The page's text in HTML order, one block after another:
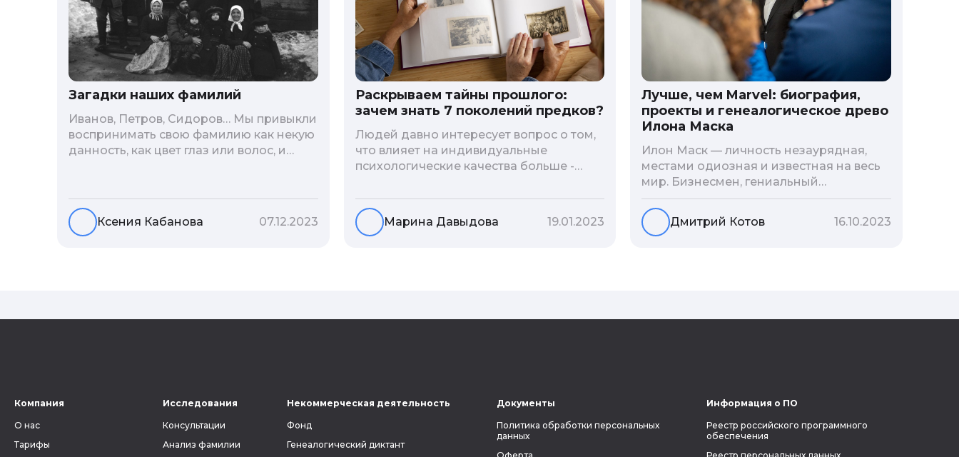
Загадки наших фамилий
Иванов, Петров, Сидоров… Мы привыкли
воспринимать свою фамилию как некую
данность, как цвет глаз или волос, и
неблагозвучной или, наоборот,
«дворянской» фамилией, и какие
секреты она может раскрыть о судьбе
Ксения Кабанова 07.12.2023
Раскрываем тайны прошлого:
зачем знать 7 поколений предков?
Людей давно интересует вопрос о том,
что влияет на индивидуальные
психологические качества больше -
человека. В астрологической практике
существует понятие геноскоп - влияние
семи поколений предков на судьбу
Марина Давыдова 19.01.2023
Лучше, чем Marvel: биография,
проекты и генеалогическое древо
Илона Маска
Илон Маск — личность незаурядная,
местами одиозная и известная на весь
мир. Бизнесмен, гениальный
изобретатель и миллиардер, живой
прообраз экранного Железного
человека — настоящий супергерой в
поделиться с читателями блога фактами
Дмитрий Котов 16.10.2023
Компания
О нас
Тарифы
Исследования
Консультации
Анализ фамилии
Некоммерческая деятельность
Фонд
Генеалогический диктант
Документы
Политика обработки персональных
данных
Информация о ПО
Реестр российского программного
обеспечения